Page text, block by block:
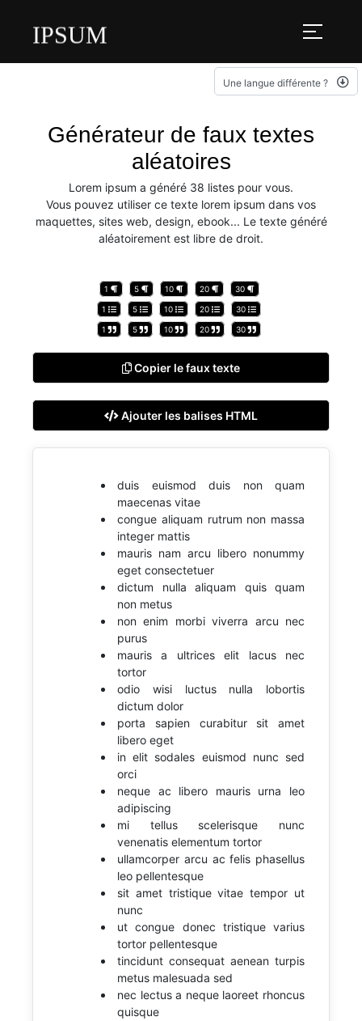
IPSUM
Une langue différente ?
Générateur de faux textes
aléatoires
Lorem ipsum a généré 38 listes pour vous.
Vous pouvez utiliser ce texte lorem ipsum dans vos
maquettes, sites web, design, ebook... Le texte généré
aléatoirement est libre de droit.
1 5 10 20 30
1 5 10 20 30
1 5 10 20 30
Copier le faux texte
Ajouter les balises HTML
duis euismod duis non quam
maecenas vitae
congue aliquam rutrum non massa
integer mattis
mauris nam arcu libero nonummy
eget consectetuer
dictum nulla aliquam quis quam
non metus
non enim morbi viverra arcu nec
purus
mauris a ultrices elit lacus nec
tortor
odio wisi luctus nulla lobortis
dictum dolor
porta sapien curabitur sit amet
libero eget
in elit sodales euismod nunc sed
orci
neque ac libero mauris urna leo
adipiscing
mi tellus scelerisque nunc
venenatis elementum tortor
ullamcorper arcu ac felis phasellus
leo pellentesque
sit amet tristique vitae tempor ut
nunc
ut congue donec tristique varius
tortor pellentesque
tincidunt consequat aenean turpis
metus malesuada sed
nec lectus a neque laoreet rhoncus
quisque